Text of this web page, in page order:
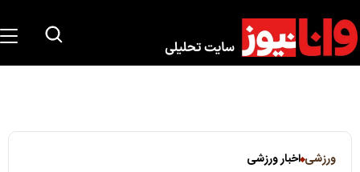
ورزشی اخبار ورزشی